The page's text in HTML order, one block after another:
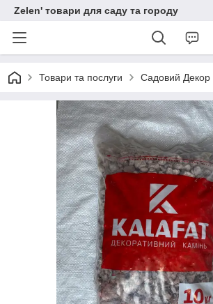
Zelen' товари для саду та городу
Товари та послуги Садовий Декор